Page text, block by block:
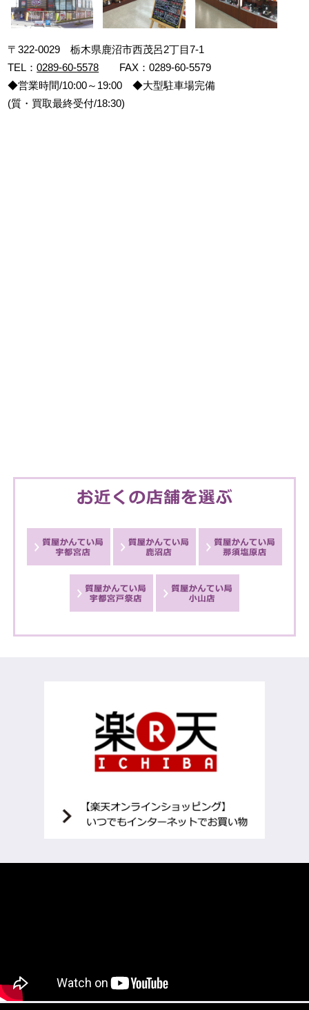
〒322-0029 栃木県鹿沼市西茂呂2丁目7-1
TEL：0289-60-5578 FAX：0289-60-5579
◆営業時間/10:00～19:00 ◆大型駐車場完備
(質・買取最終受付/18:30)